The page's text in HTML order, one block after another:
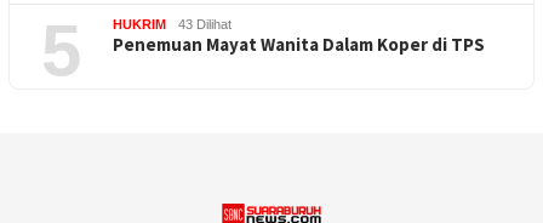
5 HUKRIM 43 Dilihat
Penemuan Mayat Wanita Dalam Koper di TPS